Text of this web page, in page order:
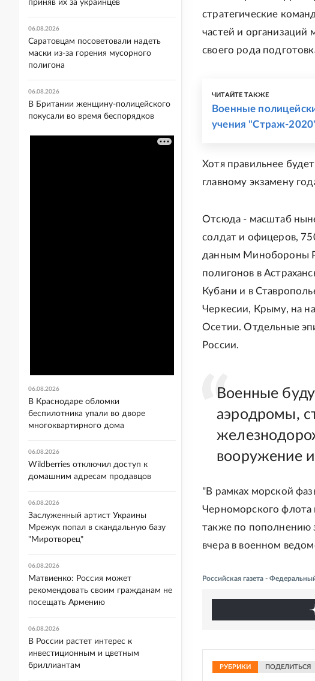
стратегические
частей и организаций
своего рода
ЧИТАЙТЕ ТАКЖЕ
Военные
учения "Страж-
Хотя правильнее
главному экзамену
Отсюда - масштаб
солдат и офицеров,
данным Минобороны
полигонов в
Кубани и в
Черкесии, Крыму, на
Осетии. Отдельные
России.
Военные
аэродромы,
вооружение
"В рамках морской
Черноморского
также по пополнению
вчера в военном
Российская газета -
РУБРИКИ ПОДЕЛИТЬСЯ
приняв их за украинцев
06.08.2026
Саратовцам посоветовали надеть
маски из-за горения мусорного
полигона
06.08.2026
В Британии женщину-полицейского
покусали во время беспорядков
06.08.2026
В Краснодаре обломки
беспилотника упали во дворе
многоквартирного дома
06.08.2026
Wildberries отключил доступ к
домашним адресам продавцов
06.08.2026
Заслуженный артист Украины
Мрежук попал в скандальную базу
"Миротворец"
06.08.2026
Матвиенко: Россия может
рекомендовать своим гражданам не
посещать Армению
06.08.2026
В России растет интерес к
инвестиционным и цветным
бриллиантам